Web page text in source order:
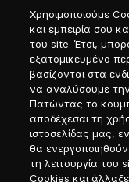
Χρησιμοποιούμε
και εμπειρία σου
του site. Έτσι,
εξατομικευμένο
βασίζονται στα
να αναλύσουμε
Πατώντας το
αποδέχεσαι τη
ιστοσελίδας μας,
θα
τη λειτουργία του
Cookies και